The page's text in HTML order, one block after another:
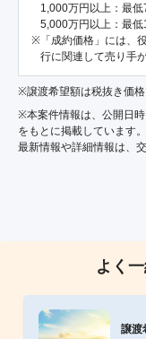
1,000万円以上：最低
5,000万円以上：最低
「成約価格」には、
行に関連して売り手
※譲渡希望額は税抜き価格
※本案件情報は、公開日
をもとに掲載しています。
最新情報や詳細情報は、
よく
譲渡